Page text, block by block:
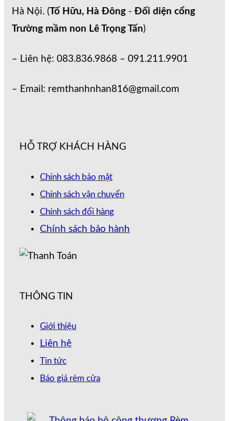
Hà Nội. ( Tố Hữu, Hà Đông - Đối diện cổng
Trường mầm non Lê Trọng Tấn)
– Liên hệ: 083.836.9868 – 091.211.9901
– Email: remthanhnhan816@gmail.com
HỖ TRỢ KHÁCH HÀNG
Chính sách bảo mật
Chính sách vận chuyển
Chính sách đổi hàng
Chính sách bảo hành
THÔNG TIN
Giới thiệu
Liên hệ
Tin tức
Báo giá rèm cửa